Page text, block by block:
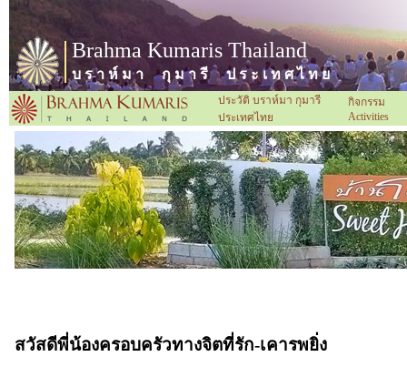
Brahma Kumaris Thailand
บ ร า ห์ ม า กุ ม า รี ป ร ะ เ ท ศ ไ ท ย
ประวัติ บราห์มา กุมารี
ประเทศไทย
กิจกรรม
Activities
สวัสดีพี่น้องครอบครัวทางจิตที่รัก-เคารพยิ่ง